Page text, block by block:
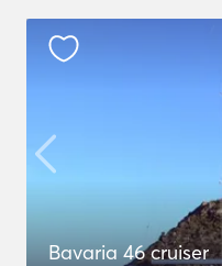
Bavaria 46 cruiser